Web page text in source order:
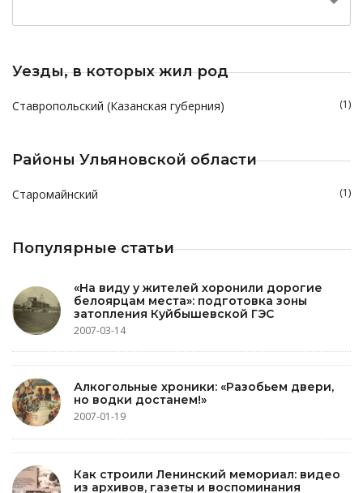
Уезды, в которых жил род
Ставропольский (Казанская губерния) (1)
Районы Ульяновской области
Старомайнский (1)
Популярные статьи
«На виду у жителей хоронили дорогие
белоярцам места»: подготовка зоны
затопления Куйбышевской ГЭС
2007-03-14
Алкогольные хроники: «Разобьем двери,
но водки достанем!»
2007-01-19
Как строили Ленинский мемориал: видео
из архивов, газеты и воспоминания